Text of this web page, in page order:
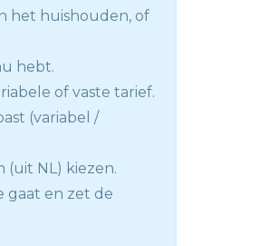
het huishouden, of
hebt.
of vaste tarief.
(variabel /
(uit NL) kiezen.
gaat en zet de